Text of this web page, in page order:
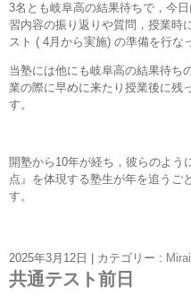
3名とも岐阜高の結果待ちで，今日
習内容の振り返りや質問，授業時
スト ( 4月から実施) の準備を行な
当塾には他にも岐阜高の結果待ち
業の際に早めに来たり授業後に残
す。
開塾から10年が経ち，彼らのよう
点』を体現する塾生が年を追うご
す。
2025年3月12日 カテゴリー :
共通テスト前日